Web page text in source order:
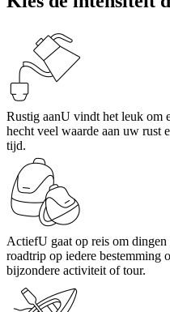
Rustig aanU vindt het leuk om
hecht veel waarde aan uw rust
tijd.
ActiefU gaat op reis om
roadtrip op iedere bestemming
bijzondere activiteit of tour.